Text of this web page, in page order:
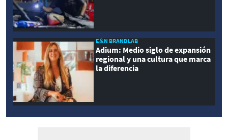
E&N BRANDLAB
Adium: Medio siglo de expansión
regional y una cultura que marca
la diferencia